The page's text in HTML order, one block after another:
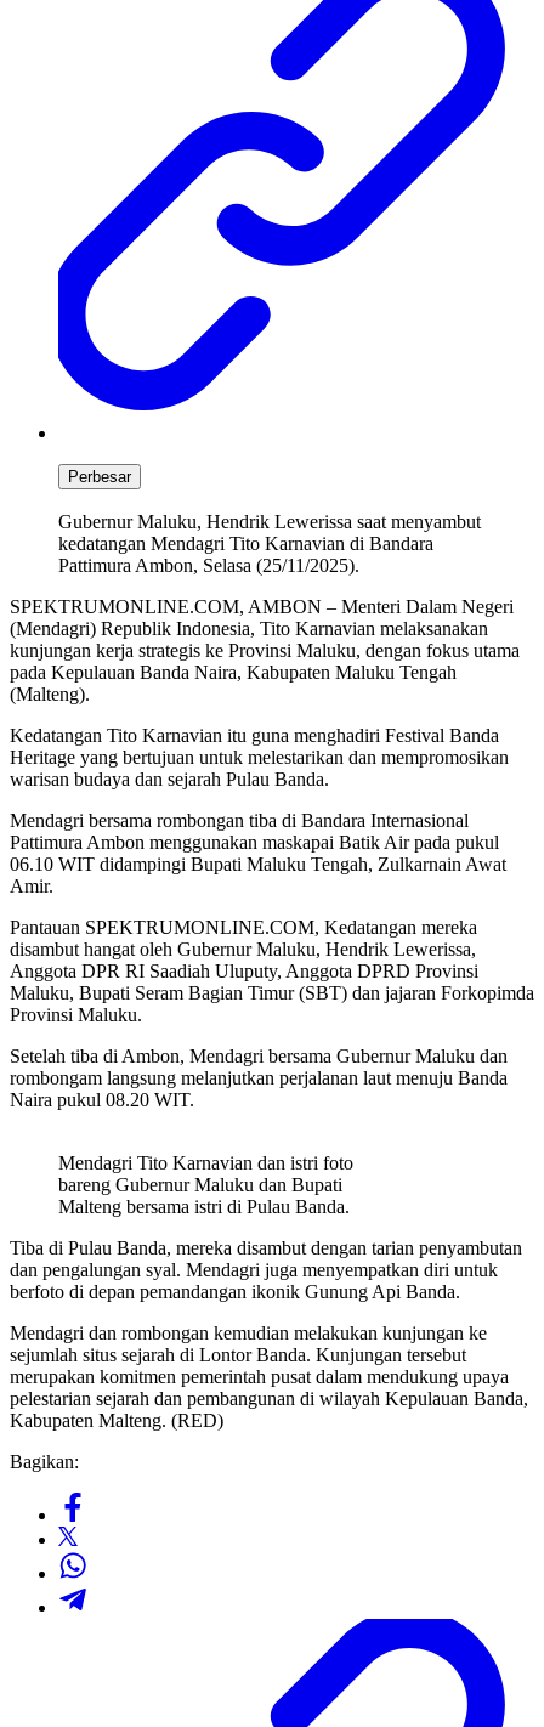
Perbesar
Gubernur Maluku, Hendrik Lewerissa saat menyambut
kedatangan Mendagri Tito Karnavian di Bandara
Pattimura Ambon, Selasa (25/11/2025).
SPEKTRUMONLINE.COM, AMBON – Menteri Dalam Negeri
(Mendagri) Republik Indonesia, Tito Karnavian melaksanakan
kunjungan kerja strategis ke Provinsi Maluku, dengan fokus utama
pada Kepulauan Banda Naira, Kabupaten Maluku Tengah
(Malteng).
Kedatangan Tito Karnavian itu guna menghadiri Festival Banda
Heritage yang bertujuan untuk melestarikan dan mempromosikan
warisan budaya dan sejarah Pulau Banda.
Mendagri bersama rombongan tiba di Bandara Internasional
Pattimura Ambon menggunakan maskapai Batik Air pada pukul
06.10 WIT didampingi Bupati Maluku Tengah, Zulkarnain Awat
Amir.
Pantauan SPEKTRUMONLINE.COM, Kedatangan mereka
disambut hangat oleh Gubernur Maluku, Hendrik Lewerissa,
Anggota DPR RI Saadiah Uluputy, Anggota DPRD Provinsi
Maluku, Bupati Seram Bagian Timur (SBT) dan jajaran Forkopimda
Provinsi Maluku.
Setelah tiba di Ambon, Mendagri bersama Gubernur Maluku dan
rombongam langsung melanjutkan perjalanan laut menuju Banda
Naira pukul 08.20 WIT.
Mendagri Tito Karnavian dan istri foto
bareng Gubernur Maluku dan Bupati
Malteng bersama istri di Pulau Banda.
Tiba di Pulau Banda, mereka disambut dengan tarian penyambutan
dan pengalungan syal. Mendagri juga menyempatkan diri untuk
berfoto di depan pemandangan ikonik Gunung Api Banda.
Mendagri dan rombongan kemudian melakukan kunjungan ke
sejumlah situs sejarah di Lontor Banda. Kunjungan tersebut
merupakan komitmen pemerintah pusat dalam mendukung upaya
pelestarian sejarah dan pembangunan di wilayah Kepulauan Banda,
Kabupaten Malteng. (RED)
Bagikan: